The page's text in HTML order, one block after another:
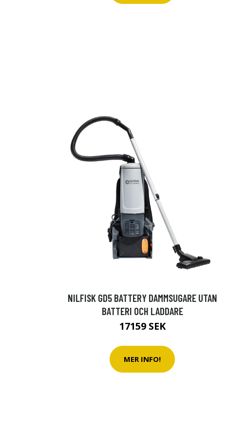
NILFISK GD5 BATTERY DAMMSUGARE UTAN
BATTERI OCH LADDARE
17159 SEK
MER INFO!